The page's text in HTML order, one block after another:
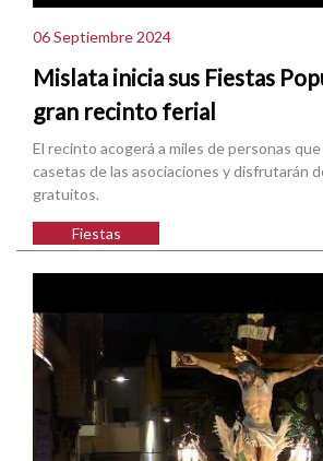
06 Septiembre 2024
Mislata inicia sus Fiestas
gran recinto ferial
El recinto acogerá a miles de personas
casetas de las asociaciones y disfrutarán
gratuitos.
Fiestas